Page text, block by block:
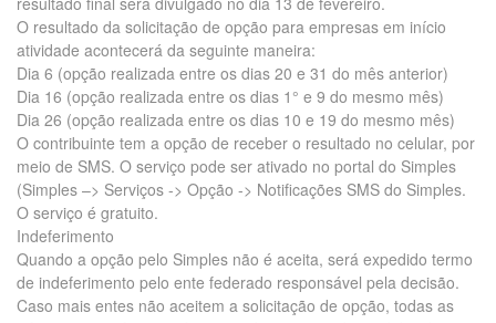
O resultado da solicitação de opção para empresas em início
atividade acontecerá da seguinte maneira:
Dia 6 (opção realizada entre os dias 20 e 31 do mês anterior)
Dia 16 (opção realizada entre os dias 1° e 9 do mesmo mês)
Dia 26 (opção realizada entre os dias 10 e 19 do mesmo mês)
O contribuinte tem a opção de receber o resultado no celular, por
meio de SMS. O serviço pode ser ativado no portal do Simples
(Simples –> Serviços -> Opção -> Notificações SMS do Simples.
O serviço é gratuito.
Indeferimento
Quando a opção pelo Simples não é aceita, será expedido termo
de indeferimento pelo ente federado responsável pela decisão.
Caso mais entes não aceitem a solicitação de opção, todas as